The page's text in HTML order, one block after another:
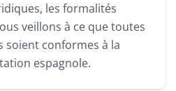
les formalités
veillons à ce que toutes
soient conformes à la
espagnole.